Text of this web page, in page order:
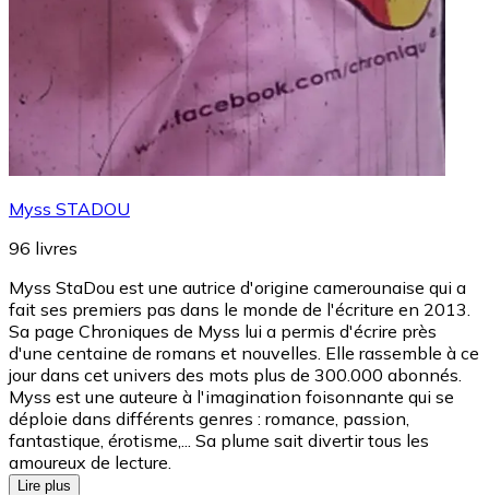
Myss STADOU
96 livres
Myss StaDou est une autrice d'origine camerounaise qui a
fait ses premiers pas dans le monde de l'écriture en 2013.
Sa page Chroniques de Myss lui a permis d'écrire près
d'une centaine de romans et nouvelles. Elle rassemble à ce
jour dans cet univers des mots plus de 300.000 abonnés.
Myss est une auteure à l'imagination foisonnante qui se
déploie dans différents genres : romance, passion,
fantastique, érotisme,... Sa plume sait divertir tous les
amoureux de lecture.
Lire plus